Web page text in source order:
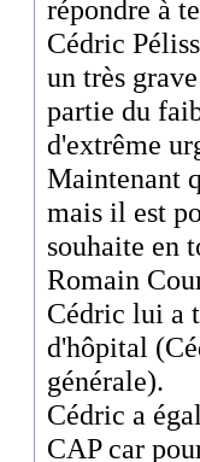
répondre à
Cédric
un très
partie du
d'extrême
Maintenant
mais il est
souhaite en
Romain
Cédric lui a
d'hôpital
générale).
Cédric a
CAP car